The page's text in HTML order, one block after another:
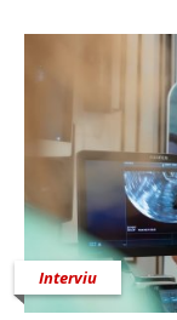
Interviu